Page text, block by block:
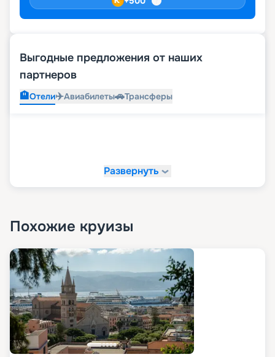
Выгодные предложения от наших
партнеров
🏨Отели✈️Авиабилеты🚗Трансферы
Развернуть
Похожие круизы